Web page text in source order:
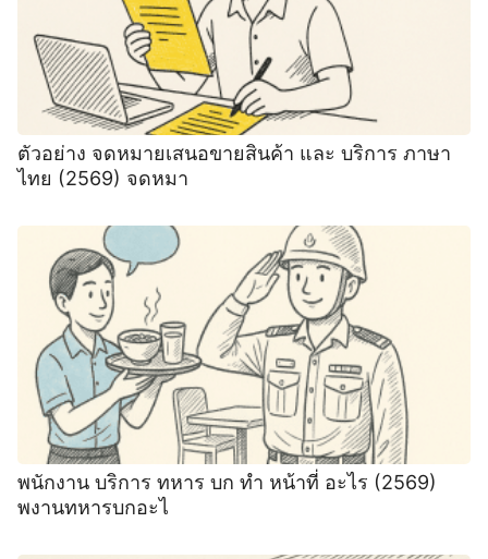
ตัวอย่าง จดหมายเสนอขายสินค้า และ บริการ ภาษา
ไทย (2569) จดหมา
พนักงาน บริการ ทหาร บก ทํา หน้าที่ อะไร (2569)
พงานทหารบกอะไ